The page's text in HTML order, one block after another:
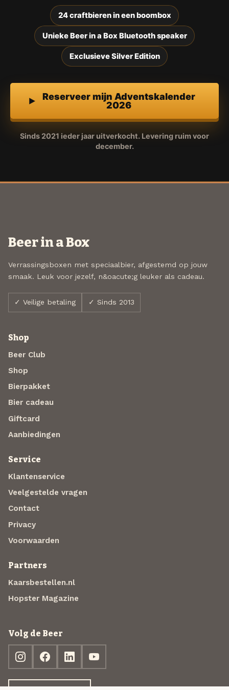
24 craftbieren in een boombox
Unieke Beer in a Box Bluetooth speaker
Exclusieve Silver Edition
Reserveer mijn Adventskalender
2026
Sinds 2021 ieder jaar uitverkocht. Levering ruim voor
december.
Beer in a Box
Verrassingsboxen met speciaalbier, afgestemd op jouw
smaak. Leuk voor jezelf, n&oacute;g leuker als cadeau.
✓ Veilige betaling ✓ Sinds 2013
Shop
Beer Club
Shop
Bierpakket
Bier cadeau
Giftcard
Aanbiedingen
Service
Klantenservice
Veelgestelde vragen
Contact
Privacy
Voorwaarden
Partners
Kaarsbestellen.nl
Hopster Magazine
Volg de Beer